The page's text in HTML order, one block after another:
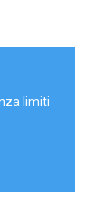
limiti